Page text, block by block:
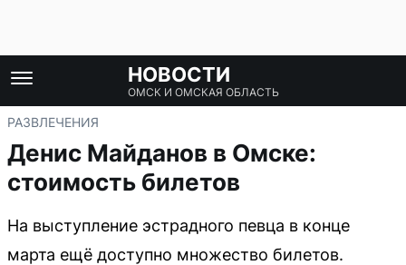
НОВОСТИ
ОМСК И ОМСКАЯ ОБЛАСТЬ
РАЗВЛЕЧЕНИЯ
Денис Майданов в Омске:
стоимость билетов
На выступление эстрадного певца в конце
марта ещё доступно множество билетов.